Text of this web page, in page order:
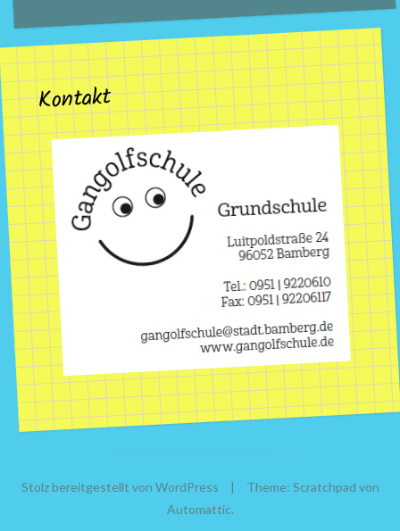
Kontakt
Stolz bereitgestellt von WordPress |
Theme: Scratchpad von
Automattic.